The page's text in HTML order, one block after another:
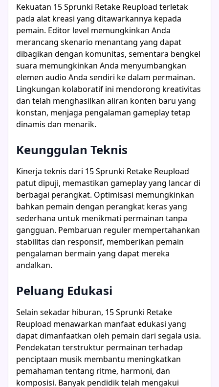
Kekuatan 15 Sprunki Retake Reupload terletak
pada alat kreasi yang ditawarkannya kepada
pemain. Editor level memungkinkan Anda
merancang skenario menantang yang dapat
dibagikan dengan komunitas, sementara bengkel
suara memungkinkan Anda menyumbangkan
elemen audio Anda sendiri ke dalam permainan.
Lingkungan kolaboratif ini mendorong kreativitas
dan telah menghasilkan aliran konten baru yang
konstan, menjaga pengalaman gameplay tetap
dinamis dan menarik.
Keunggulan Teknis
Kinerja teknis dari 15 Sprunki Retake Reupload
patut dipuji, memastikan gameplay yang lancar di
berbagai perangkat. Optimisasi memungkinkan
bahkan pemain dengan perangkat keras yang
sederhana untuk menikmati permainan tanpa
gangguan. Pembaruan reguler mempertahankan
stabilitas dan responsif, memberikan pemain
pengalaman bermain yang dapat mereka
andalkan.
Peluang Edukasi
Selain sekadar hiburan, 15 Sprunki Retake
Reupload menawarkan manfaat edukasi yang
dapat dimanfaatkan oleh pemain dari segala usia.
Pendekatan terstruktur permainan terhadap
penciptaan musik membantu meningkatkan
pemahaman tentang ritme, harmoni, dan
komposisi. Banyak pendidik telah mengakui